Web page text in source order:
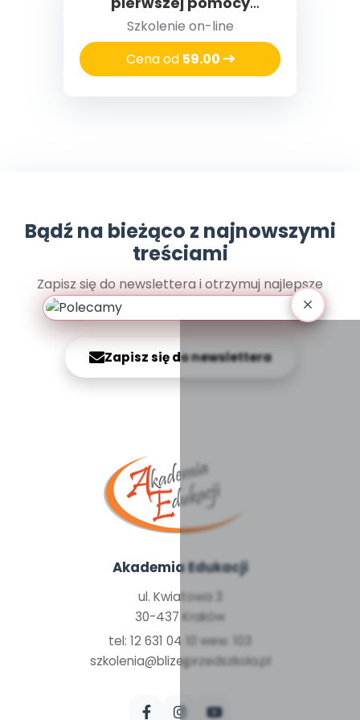
Archiwalne numery
Pomoc
przedmedycznej
Szkolenie on-line
Cena od 59.00
Bądź na bieżąco z najnowszymi
treściami
Zapisz się do newslettera i otrzymuj najlepsze
materiały prosto na swoją skrzynkę
Zapisz się do newslettera
Akademia Edukacji
ul. Kwiatowa 3
30-437 Kraków
tel: 12 631 04 10 wew. 103
szkolenia@blizejprzedszkola.pl